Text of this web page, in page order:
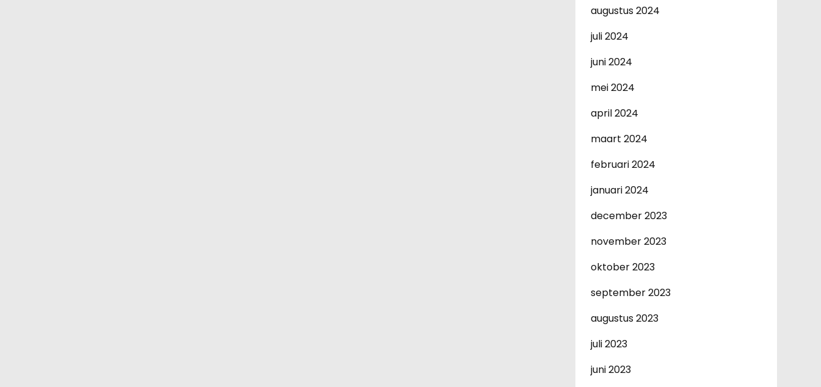
augustus 2024
juli 2024
juni 2024
mei 2024
april 2024
maart 2024
februari 2024
januari 2024
december 2023
november 2023
oktober 2023
september 2023
augustus 2023
juli 2023
juni 2023